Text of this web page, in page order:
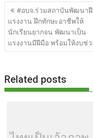
e
b
o
o
k
itt
er
d
di
t
e
แนะแนว
เรื่อง
#อบจ.ร่วมสถาบันพัฒนา
แรงงาน ฝึกทักษะอาชีพให้
นักเรียนยากจน พัฒนาเป็น
แรงงานมีฝีมือ พร้อมให้งบช่ว
Related posts